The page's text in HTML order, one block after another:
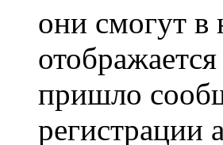
они смогут
пришло
регистрации